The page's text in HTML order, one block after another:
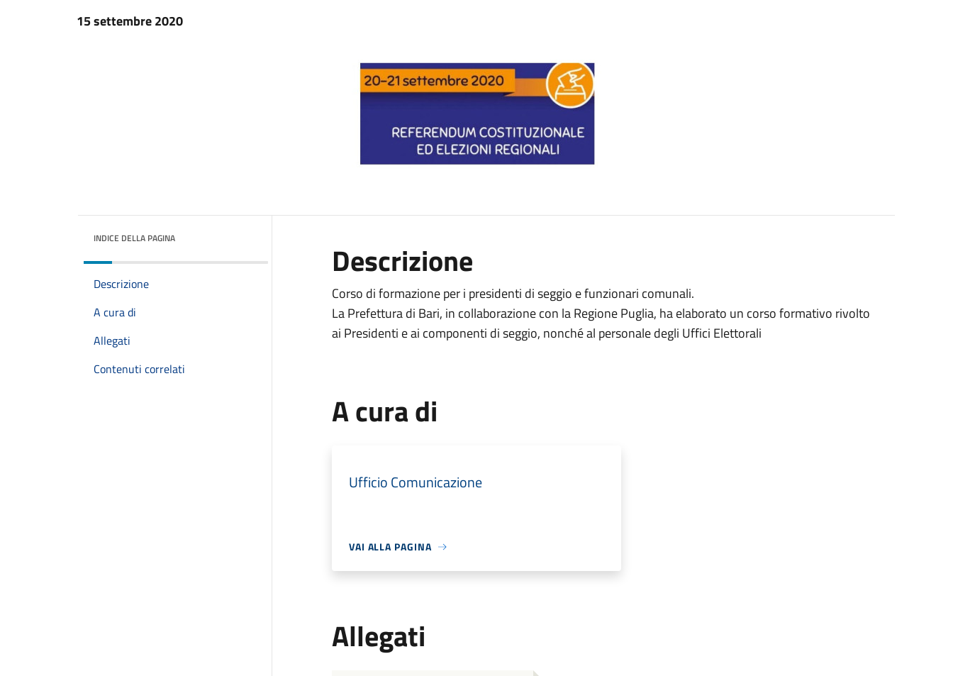
15 settembre 2020
INDICE DELLA PAGINA
Descrizione
A cura di
Allegati
Contenuti correlati
Descrizione
Corso di formazione per i presidenti di seggio e funzionari comunali.
La Prefettura di Bari, in collaborazione con la Regione Puglia, ha elaborato un corso formativo rivolto
ai Presidenti e ai componenti di seggio, nonché al personale degli Uffici Elettorali
A cura di
Ufficio Comunicazione
VAI ALLA PAGINA
Allegati